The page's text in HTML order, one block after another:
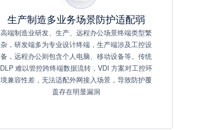
生产制造多业务场景防护适配弱
高端制造业研发、生产、远程办公场景终端类型繁
杂，研发端多为专业设计终端，生产端涉及工控设
备，远程办公则包含个人电脑、移动设备等。传统
DLP 难以管控跨终端数据流转，VDI 方案对工控环
境兼容性差，无法适配外网接入场景，导致防护覆
盖存在明显漏洞